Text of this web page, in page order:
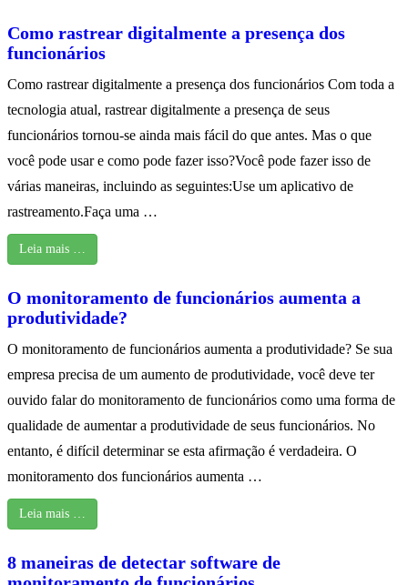
Como rastrear digitalmente a presença dos
funcionários
Como rastrear digitalmente a presença dos funcionários Com toda a
tecnologia atual, rastrear digitalmente a presença de seus
funcionários tornou-se ainda mais fácil do que antes. Mas o que
você pode usar e como pode fazer isso?Você pode fazer isso de
várias maneiras, incluindo as seguintes:Use um aplicativo de
rastreamento.Faça uma …
Leia mais …
O monitoramento de funcionários aumenta a
produtividade?
O monitoramento de funcionários aumenta a produtividade? Se sua
empresa precisa de um aumento de produtividade, você deve ter
ouvido falar do monitoramento de funcionários como uma forma de
qualidade de aumentar a produtividade de seus funcionários. No
entanto, é difícil determinar se esta afirmação é verdadeira. O
monitoramento dos funcionários aumenta …
Leia mais …
8 maneiras de detectar software de